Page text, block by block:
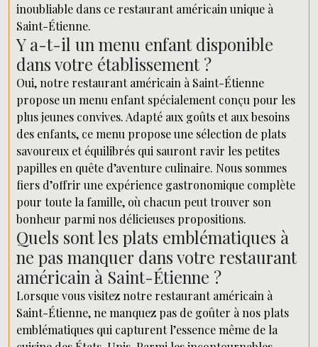
inoubliable dans ce restaurant américain unique à
Saint-Étienne.
Y a-t-il un menu enfant disponible
dans votre établissement ?
Oui, notre restaurant américain à Saint-Étienne
propose un menu enfant spécialement conçu pour les
plus jeunes convives. Adapté aux goûts et aux besoins
des enfants, ce menu propose une sélection de plats
savoureux et équilibrés qui sauront ravir les petites
papilles en quête d’aventure culinaire. Nous sommes
fiers d’offrir une expérience gastronomique complète
pour toute la famille, où chacun peut trouver son
bonheur parmi nos délicieuses propositions.
Quels sont les plats emblématiques à
ne pas manquer dans votre restaurant
américain à Saint-Étienne ?
Lorsque vous visitez notre restaurant américain à
Saint-Étienne, ne manquez pas de goûter à nos plats
emblématiques qui capturent l’essence même de la